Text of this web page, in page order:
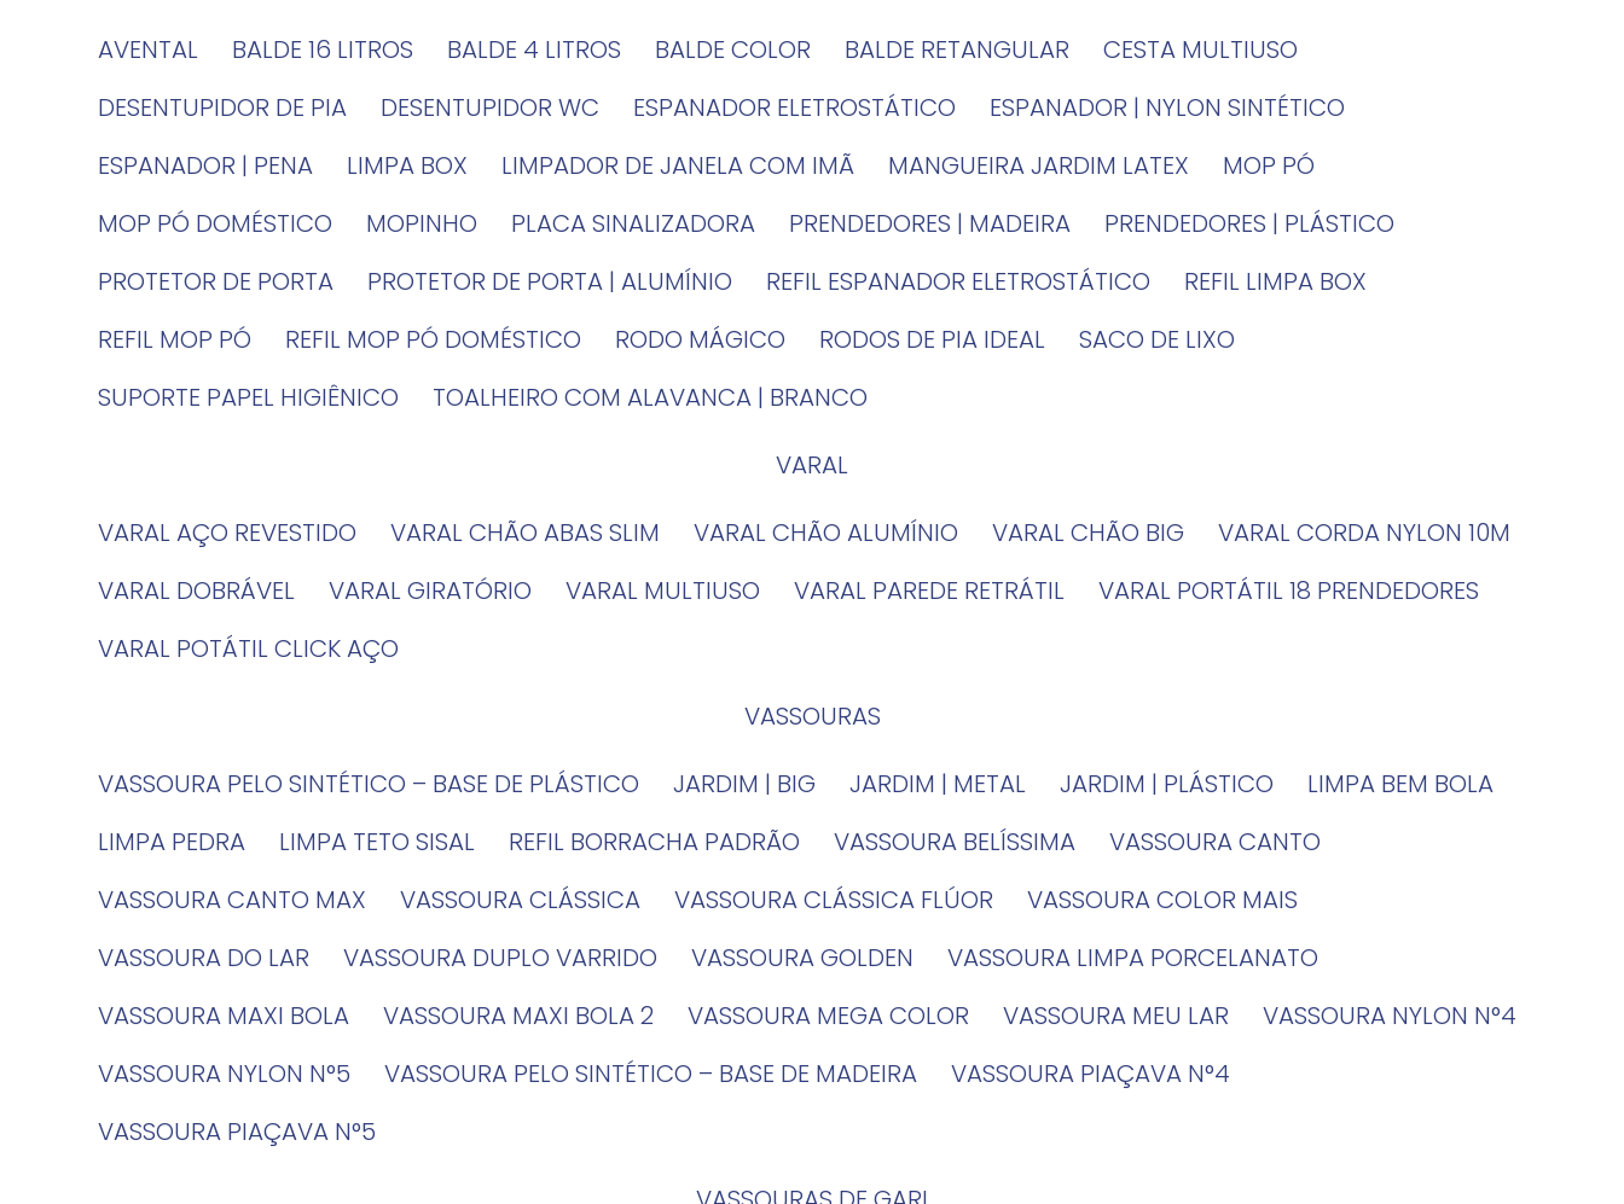
AVENTAL
BALDE 16 LITROS BALDE 4 LITROS BALDE COLOR BALDE RETANGULAR
CESTA MULTIUSO
DESENTUPIDOR DE PIA
DESENTUPIDOR WC ESPANADOR ELETROSTÁTICO
ESPANADOR | NYLON SINTÉTICO
ESPANADOR | PENA
LIMPA BOX LIMPADOR DE JANELA COM IMÃ MANGUEIRA JARDIM LATEX
MOP PÓ
MOP PÓ DOMÉSTICO
MOPINHO PLACA SINALIZADORA PRENDEDORES | MADEIRA
PRENDEDORES | PLÁSTICO
PROTETOR DE PORTA
PROTETOR DE PORTA | ALUMÍNIO REFIL ESPANADOR ELETROSTÁTICO
REFIL LIMPA BOX
REFIL MOP PÓ
REFIL MOP PÓ DOMÉSTICO RODO MÁGICO RODOS DE PIA IDEAL
SACO DE LIXO
SUPORTE PAPEL HIGIÊNICO
TOALHEIRO COM ALAVANCA | BRANCO
VARAL
VARAL AÇO REVESTIDO
VARAL CHÃO ABAS SLIM VARAL CHÃO ALUMÍNIO VARAL CHÃO BIG
VARAL CORDA NYLON 10M
VARAL DOBRÁVEL
VARAL GIRATÓRIO VARAL MULTIUSO VARAL PAREDE RETRÁTIL
VARAL PORTÁTIL 18 PRENDEDORES
VARAL POTÁTIL CLICK AÇO
VASSOURAS
VASSOURA PELO SINTÉTICO – BASE DE PLÁSTICO
JARDIM | BIG JARDIM | METAL JARDIM | PLÁSTICO
LIMPA BEM BOLA
LIMPA PEDRA
LIMPA TETO SISAL REFIL BORRACHA PADRÃO VASSOURA BELÍSSIMA
VASSOURA CANTO
VASSOURA CANTO MAX
VASSOURA CLÁSSICA VASSOURA CLÁSSICA FLÚOR
VASSOURA COLOR MAIS
VASSOURA DO LAR
VASSOURA DUPLO VARRIDO VASSOURA GOLDEN
VASSOURA LIMPA PORCELANATO
VASSOURA MAXI BOLA
VASSOURA MAXI BOLA 2 VASSOURA MEGA COLOR VASSOURA MEU LAR
VASSOURA NYLON N°4
VASSOURA NYLON N°5
VASSOURA PELO SINTÉTICO – BASE DE MADEIRA
VASSOURA PIAÇAVA N°4
VASSOURA PIAÇAVA N°5